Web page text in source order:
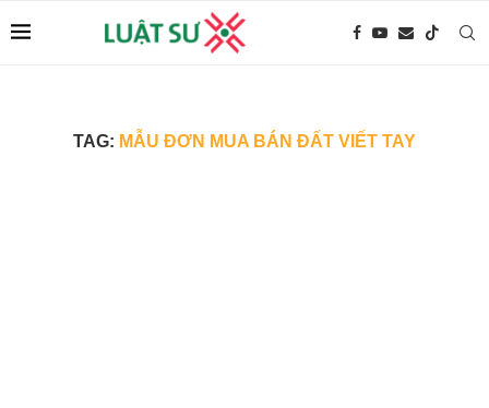
TAG: MẪU ĐƠN MUA BÁN ĐẤT VIẾT TAY